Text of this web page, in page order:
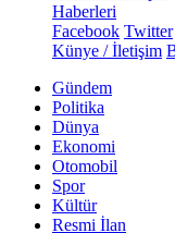
Haberleri
Facebook Twitter
Künye / İletişim
Gündem
Politika
Dünya
Ekonomi
Otomobil
Spor
Kültür
Resmi İlan